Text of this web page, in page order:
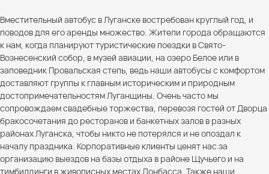
Вместительный автобус в Луганске востребован круглый год, и
поводов для его аренды множество. Жители города обращаются
к нам, когда планируют туристические поездки в Свято-
Вознесенский собор, в музей авиации, на озеро Белое или в
заповедник Провальская степь, ведь наши автобусы с комфортом
доставляют группы к главным историческим и природным
достопримечательностям Луганщины. Очень часто мы
сопровождаем свадебные торжества, перевозя гостей от Дворца
бракосочетания до ресторанов и банкетных залов в разных
районах Луганска, чтобы никто не потерялся и не опоздал к
началу праздника. Корпоративные клиенты ценят нас за
организацию выездов на базы отдыха в районе Щучьего и на
тимбилдинги в живописных местах Донбасса. Также наши